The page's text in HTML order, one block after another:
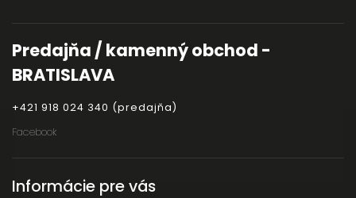
Predajňa / kamenný obchod -
BRATISLAVA
+421 918 024 340 (predajňa)
Facebook
Informácie pre vás